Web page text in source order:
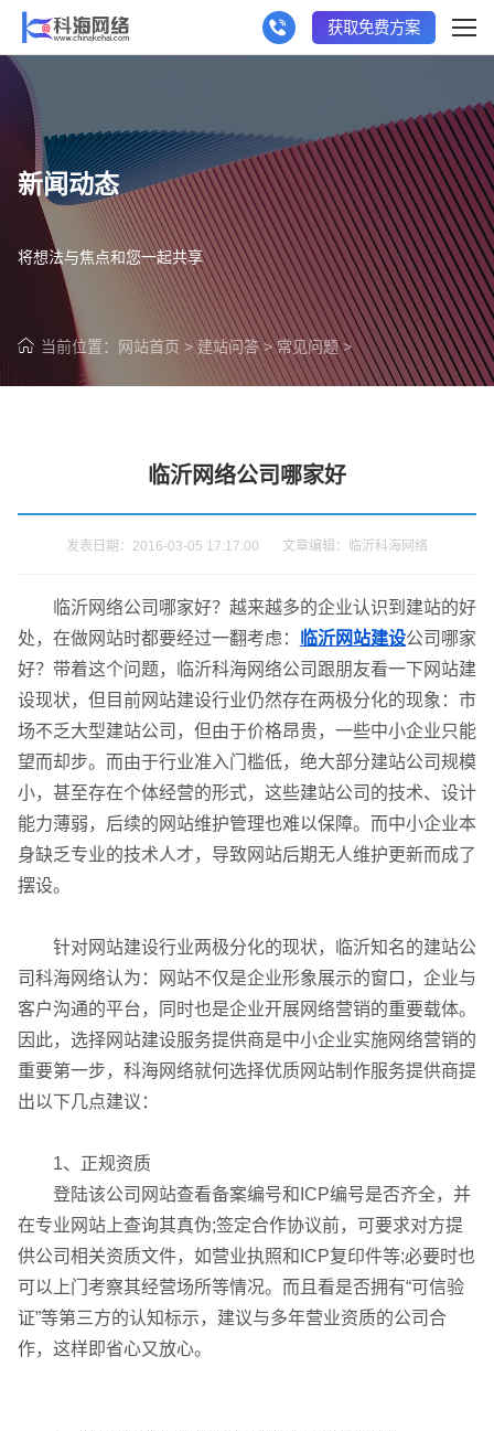
获取免费方案
新闻动态
将想法与焦点和您一起共享
当前位置： 网站首页 >建站问答>常见问题>
临沂网络公司哪家好
发表日期：2016-03-05 17:17:00 文章编辑：临沂科海网络
临沂网络公司哪家好？越来越多的企业认识到建站的好
处，在做网站时都要经过一翻考虑：
临沂网站建设公司哪家
好？带着这个问题，临沂科海网络公司跟朋友看一下网站建
设现状，但目前网站建设行业仍然存在两极分化的现象：市
场不乏大型建站公司，但由于价格昂贵，一些中小企业只能
望而却步。而由于行业准入门槛低，绝大部分建站公司规模
小，甚至存在个体经营的形式，这些建站公司的技术、设计
能力薄弱，后续的网站维护管理也难以保障。而中小企业本
身缺乏专业的技术人才，导致网站后期无人维护更新而成了
摆设。
针对网站建设行业两极分化的现状，临沂知名的建站公
司科海网络认为：网站不仅是企业形象展示的窗口，企业与
客户沟通的平台，同时也是企业开展网络营销的重要载体。
因此，选择网站建设服务提供商是中小企业实施网络营销的
重要第一步，科海网络就何选择优质网站制作服务提供商提
出以下几点建议：
1、正规资质
登陆该公司网站查看备案编号和ICP编号是否齐全，并
在专业网站上查询其真伪;签定合作协议前，可要求对方提
供公司相关资质文件，如营业执照和ICP复印件等;必要时也
可以上门考察其经营场所等情况。而且看是否拥有“可信验
证”等第三方的认知标示，建议与多年营业资质的公司合
作，这样即省心又放心。
请输入您的公司名称 您的称呼